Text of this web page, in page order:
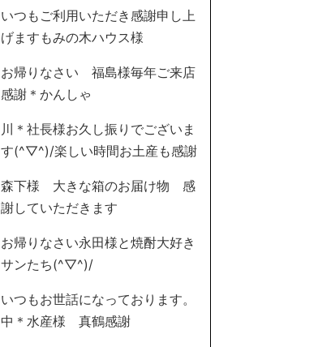
いつもご利用いただき感謝申し上
げますもみの木ハウス様
お帰りなさい 福島様毎年ご来店
感謝＊かんしゃ
川＊社長様お久し振りでございま
す(^▽^)/楽しい時間お土産も感謝
森下様 大きな箱のお届け物 感
謝していただきます
お帰りなさい永田様と焼酎大好き
サンたち(^▽^)/
いつもお世話になっております。
中＊水産様 真鶴感謝